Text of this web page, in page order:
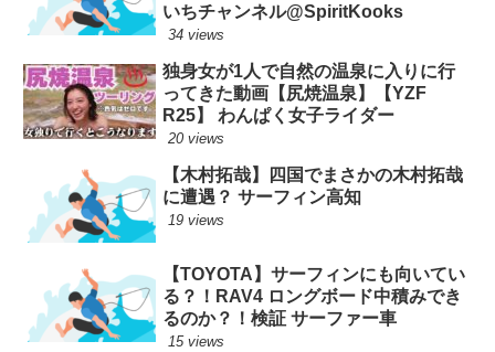
いちチャンネル@SpiritKooks
34 views
独身女が1人で自然の温泉に入りに行
ってきた動画【尻焼温泉】【YZF
R25】 わんぱく女子ライダー
20 views
【木村拓哉】四国でまさかの木村拓哉
に遭遇？ サーフィン高知
19 views
【TOYOTA】サーフィンにも向いてい
る？！RAV4 ロングボード中積みでき
るのか？！検証 サーファー車
15 views